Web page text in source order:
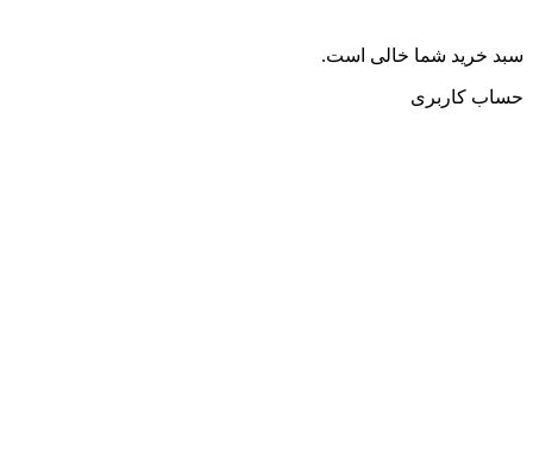
سبد خرید شما خالی است.
حساب کاربری